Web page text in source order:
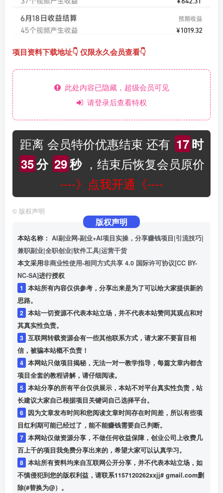
项目资料下载地址👇 仅限永久会员查看👇
此处内容已隐藏，超级会员可见
请登录后查看特权
距离 会员特价优惠结束 还有 17时
35分 29秒，结束后恢复会员原价
----》点我开通《----
© 版权声明
版权声明
本站名称： AI副业网-副业+AI项目实操，分享赚钱项目|引流技巧|
兼职副业|全职创业|软件工具|运营干货
本文采用非商业性使用-相同方式共享 4.0 国际许可协议[CC BY-
NC-SA]进行授权
1
本站所有内容仅供参考，分享出来是为了可以给大家提供新的
思路。
2 本站一切资源不代表本站立场，并不代表本站赞同其观点和对
其真实性负责。
3 互联网转载资源会有一些其他联系方式，请大家不要盲目相
信，被骗本站概不负责！
4 本网站只做项目揭秘，无法一对一教学指导，每篇文章内都含
项目全套的教程讲解，请仔细阅读。
5 本站分享的所有平台仅供展示，本站不对平台真实性负责，站
长建议大家自己根据项目关键词自己选择平台。
6 因为文章发布时间和您阅读文章时间存在时间差，所以有些项
目红利期可能已经过了，能不能赚钱需要自己判断。
7 本网站仅做资源分享，不做任何收益保障，创业公司上收费几
百上千的项目我免费分享出来的，希望大家可以认真学习。
8 本站所有资料均来自互联网公开分享，并不代表本站立场，如
不慎侵犯到您的版权利益，请联系1157120262xxjj# gmail.com删
除(#替换为@）。